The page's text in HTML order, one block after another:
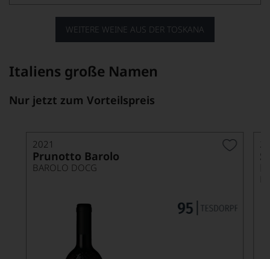
WEITERE WEINE AUS DER TOSKANA
Italiens große Namen
Nur jetzt zum Vorteilspreis
2021
Prunotto Barolo
BAROLO DOCG